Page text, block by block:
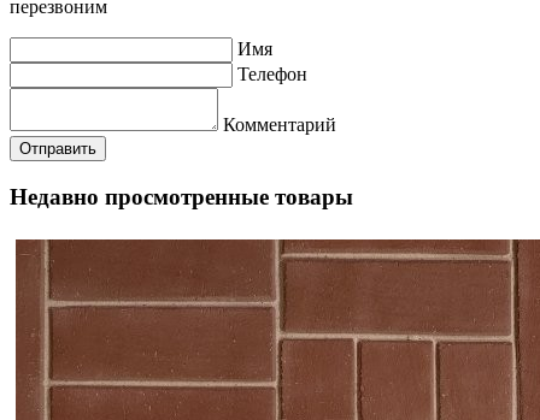
перезвоним
Имя
Телефон
Комментарий
Недавно просмотренные товары